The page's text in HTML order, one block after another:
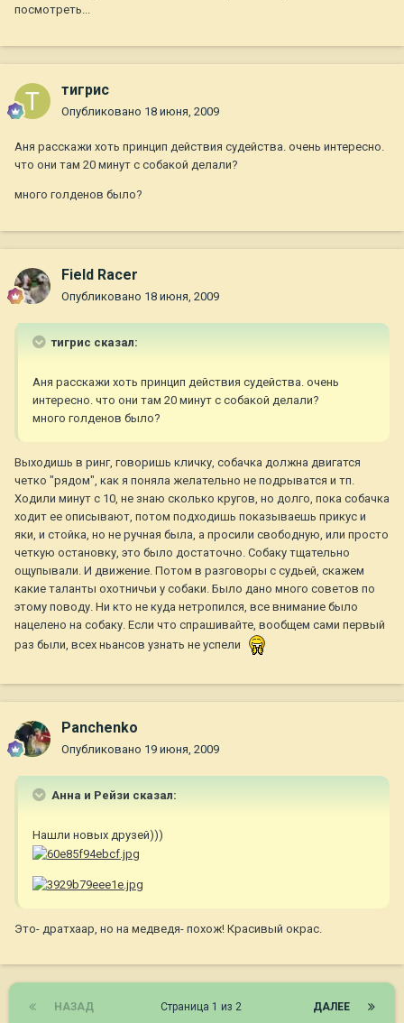
посмотреть...
тигрис
Опубликовано 18 июня, 2009
Аня расскажи хоть принцип действия судейства. очень интересно.
что они там 20 минут с собакой делали?
много голденов было?
Field Racer
Опубликовано 18 июня, 2009
тигрис сказал:
Аня расскажи хоть принцип действия судейства. очень
интересно. что они там 20 минут с собакой делали?
много голденов было?
Выходишь в ринг, говоришь кличку, собачка должна двигатся
четко "рядом", как я поняла желательно не подрыватся и тп.
Ходили минут с 10, не знаю сколько кругов, но долго, пока собачка
ходит ее описывают, потом подходишь показываешь прикус и
яки, и стойка, но не ручная была, а просили свободную, или просто
четкую остановку, это было достаточно. Собаку тщательно
ощупывали. И движение. Потом в разговоры с судьей, скажем
какие таланты охотничьи у собаки. Было дано много советов по
этому поводу. Ни кто не куда нетропился, все внимание было
нацелено на собаку. Если что спрашивайте, вообщем сами первый
раз были, всех ньансов узнать не успели
Panchenko
Опубликовано 19 июня, 2009
Анна и Рейзи сказал:
Нашли новых друзей)))
Это- дратхаар, но на медведя- похож! Красивый окрас.
НАЗАД ДАЛЕЕ
Страница 1 из 2